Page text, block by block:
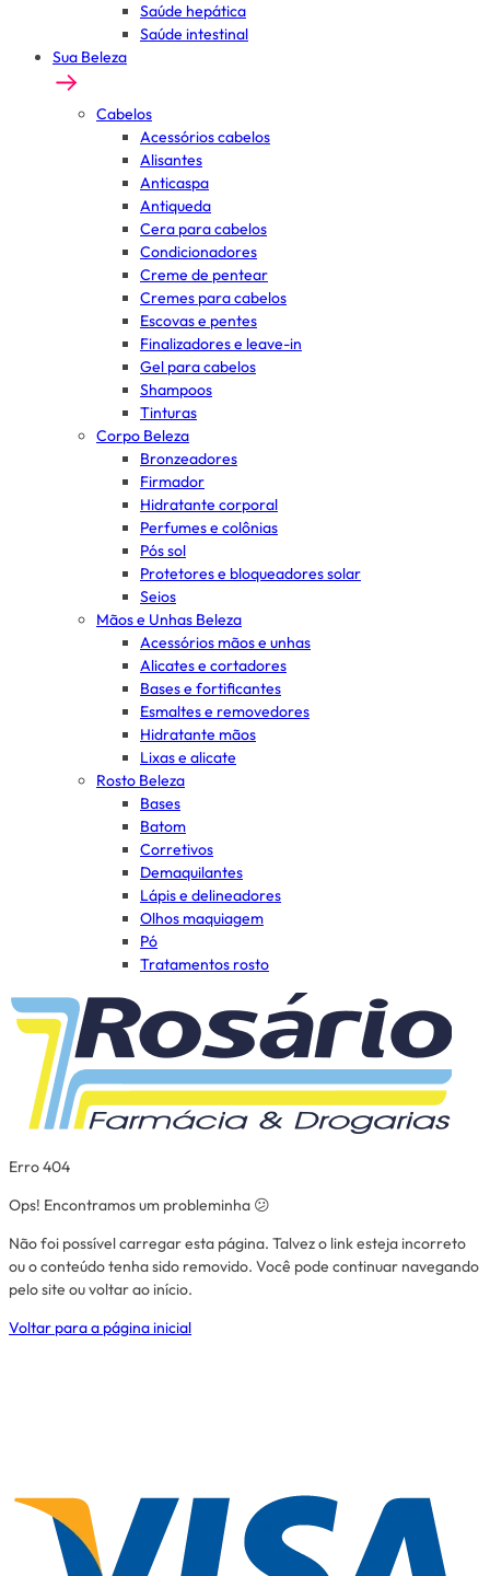
Saúde hepática
Saúde intestinal
Sua Beleza
Cabelos
Acessórios cabelos
Alisantes
Anticaspa
Antiqueda
Cera para cabelos
Condicionadores
Creme de pentear
Cremes para cabelos
Escovas e pentes
Finalizadores e leave-in
Gel para cabelos
Shampoos
Tinturas
Corpo Beleza
Bronzeadores
Firmador
Hidratante corporal
Perfumes e colônias
Pós sol
Protetores e bloqueadores solar
Seios
Mãos e Unhas Beleza
Acessórios mãos e unhas
Alicates e cortadores
Bases e fortificantes
Esmaltes e removedores
Hidratante mãos
Lixas e alicate
Rosto Beleza
Bases
Batom
Corretivos
Demaquilantes
Lápis e delineadores
Olhos maquiagem
Pó
Tratamentos rosto
Erro 404
Ops! Encontramos um probleminha 😕
Não foi possível carregar esta página. Talvez o link esteja incorreto
ou o conteúdo tenha sido removido. Você pode continuar navegando
pelo site ou voltar ao início.
Voltar para a página inicial